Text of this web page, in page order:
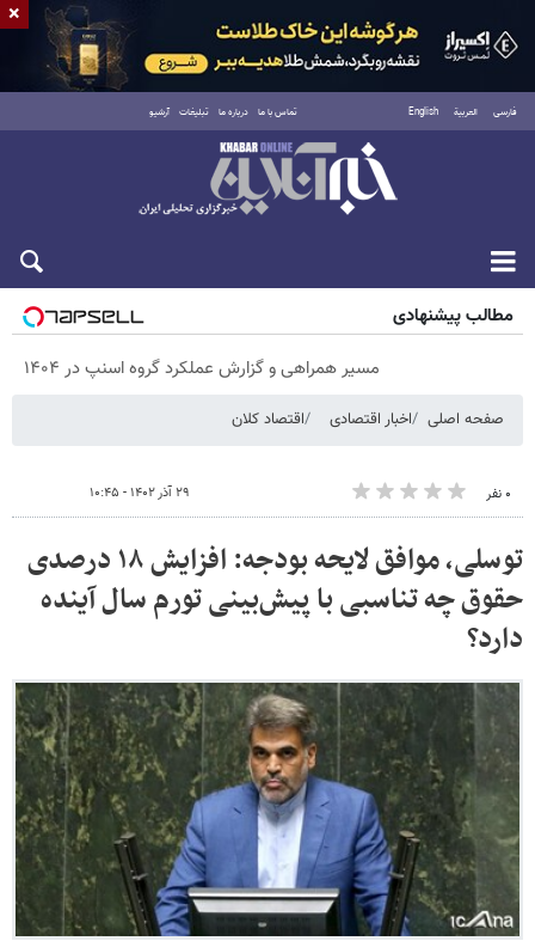
فارسی العربية English تماس با ما درباره ما تبلیغات آرشیو
جمعه ۱۶ مرداد ۱۴۰۵
مطالب پیشنهادی
مسیر همراهی و گزارش عملکرد گروه اسنپ در ۱۴۰۴
صفحه اصلی اخبار اقتصادی اقتصاد کلان
۰ نفر ۲۹ آذر ۱۴۰۲ - ۱۰:۴۵
توسلی، موافق لایحه بودجه: افزایش ۱۸ درصدی
حقوق چه تناسبی با پیش‌بینی تورم سال آینده
دارد؟
×